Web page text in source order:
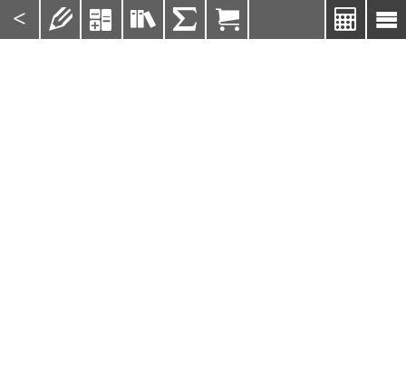
< 

    